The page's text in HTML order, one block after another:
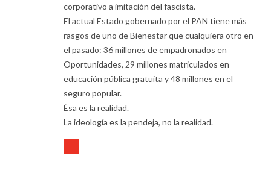
corporativo a imitación del fascista.
El actual Estado gobernado por el PAN tiene más
rasgos de uno de Bienestar que cualquiera otro en
el pasado: 36 millones de empadronados en
Oportunidades, 29 millones matriculados en
educación pública gratuita y 48 millones en el
seguro popular.
Ésa es la realidad.
La ideología es la pendeja, no la realidad.